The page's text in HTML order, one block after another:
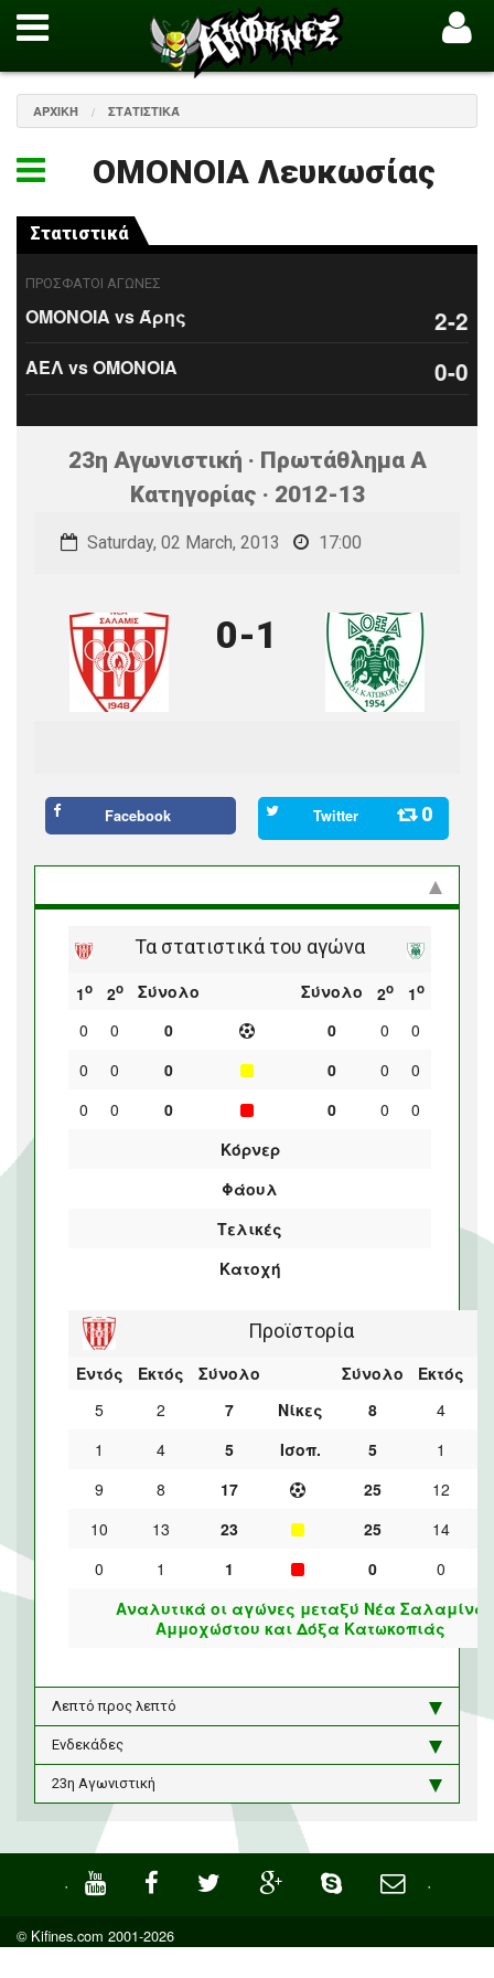
ΑΡΧΙΚΉ ΣΤΑΤΙΣΤΙΚΆ
ΟΜΟΝΟΙΑ Λευκωσίας
Στατιστικά
ΠΡΟΣΦΑΤΟΙ ΑΓΩΝΕΣ
ΟΜΟΝΟΙΑ vs Άρης 2-2
ΑΕΛ vs ΟΜΟΝΟΙΑ 0-0
23η Αγωνιστική · Πρωτάθλημα Α
Κατηγορίας · 2012-13
Saturday, 02 March, 2013 17:00
0-1
Facebook Twitter 0
Τα στατιστικά του αγώνα
1ο 2ο Σύνολο Σύνολο 2ο 1ο
0 0 0 0 0
0
0
0 0 0 0
0
0
0 0 0 0
0
Κόρνερ
Φάουλ
Τελικές
Κατοχή
Προϊστορία
Εντός Εκτός Σύνολο Σύνολο Εκτός
5
2 7 Νίκες 8
4
1
4 5 Ισοπ. 5
1
9
8 17 25 12
10
13 23 25 14
0
1 1 0
0
Αναλυτικά οι αγώνες μεταξύ Νέα Σαλαμίνα
Αμμοχώστου και Δόξα Κατωκοπιάς
Λεπτό προς λεπτό
Ενδεκάδες
23η Αγωνιστική
· ·
© Kifines.com 2001-2026